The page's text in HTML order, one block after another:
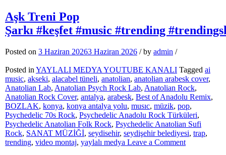
House
#keşfet
#music
#arabic
#ternding
Aşk Treni Pop
Şarkı #keşfet #music #trending
Posted on 3 Haziran 20263 Haziran 2026 /by admin /
Posted in YAYLALI MEDYA YOUTUBE KANALI Tagged ai
music, akseki, alacabel tüneli, anatolian, anatolian arabesk cover,
Anatolian Lab, Anatolian Psych Rock Lab, Anatolian Rock,
Anatolian Rock Cover, antalya, arabesk, Best of Anadolu Remix,
BOZLAK, konya, konya antalya yolu, musıc, müzik, pop,
Psychedelic 70s Rock, Psychedelic Anadolu Rock Türküleri,
Psychedelic Anatolian Folk Rock, Psychedelic Anatolian Sufi
Rock, SANAT MÜZİĞİ, seydisehir, seydişehir belediyesi, trap,
trending, video montaj, yaylalı medya Leave a Commenton